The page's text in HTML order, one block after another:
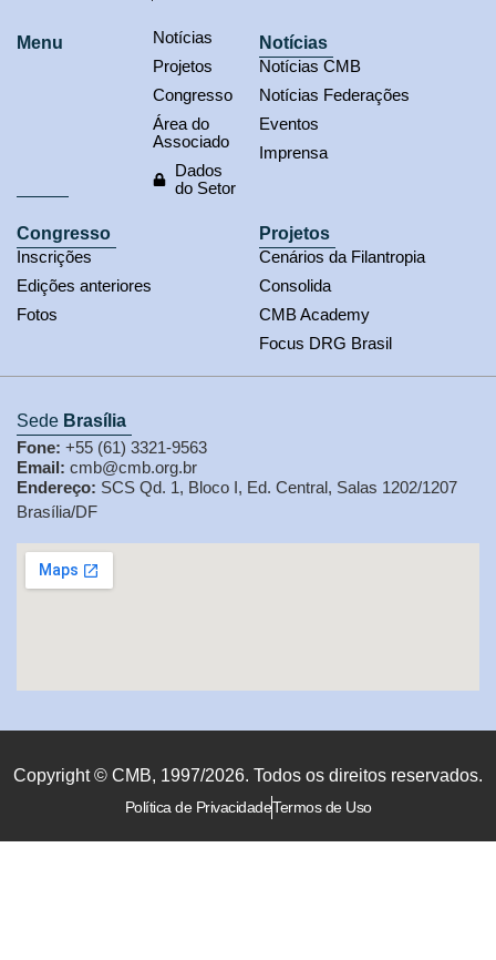
Menu
Notícias
Projetos
Congresso
Área do
Associado
Dados
do Setor
Notícias
Notícias CMB
Notícias Federações
Eventos
Imprensa
Congresso
Inscrições
Edições anteriores
Fotos
Projetos
Cenários da Filantropia
Consolida
CMB Academy
Focus DRG Brasil
Sede Brasília
Fone: +55 (61) 3321-9563
Email: cmb@cmb.org.br
Endereço: SCS Qd. 1, Bloco I, Ed. Central, Salas 1202/1207
Brasília/DF
Copyright © CMB, 1997/2026. Todos os direitos reservados.
Política de PrivacidadeTermos de Uso